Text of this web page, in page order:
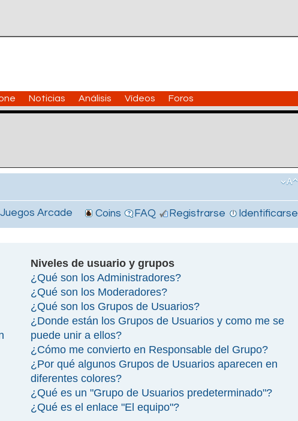
Noticias Análisis Vídeos Foros
Juegos Arcade Coins FAQ Registrarse Identificarse
Niveles de usuario y grupos
¿Qué son los Administradores?
¿Qué son los Moderadores?
¿Qué son los Grupos de Usuarios?
¿Donde están los Grupos de Usuarios y como me se
puede unir a ellos?
¿Cómo me convierto en Responsable del Grupo?
¿Por qué algunos Grupos de Usuarios aparecen en
diferentes colores?
¿Qué es un "Grupo de Usuarios predeterminado"?
¿Qué es el enlace "El equipo"?